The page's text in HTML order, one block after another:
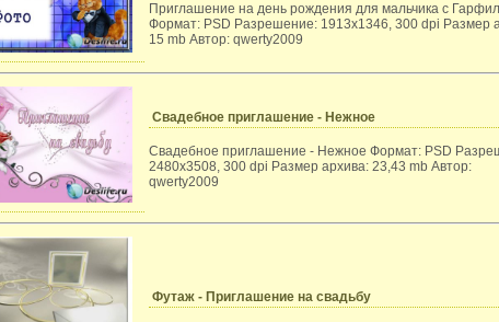
Приглашение на день рождения для мальчика с
Формат: PSD Разрешение: 1913x1346, 300 dpi Размер
15 mb Автор: qwerty2009
Свадебное приглашение - Нежное
Свадебное приглашение - Нежное Формат: PSD
2480x3508, 300 dpi Размер архива: 23,43 mb Автор:
qwerty2009
Футаж - Приглашение на свадьбу